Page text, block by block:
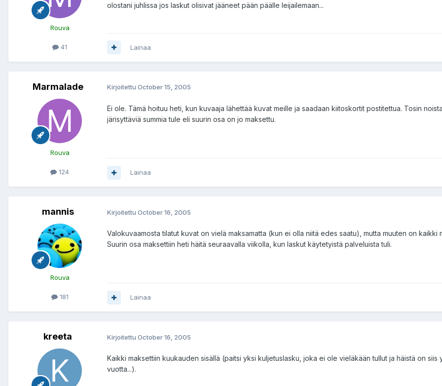
Rouva
41
olostani juhlissa jos laskut olisivat jääneet pään päälle leijailemaan...
Lainaa
Marmalade
Rouva
124
Kirjoitettu October 15, 2005
Ei ole. Tämä hoituu heti, kun kuvaaja lähettää kuvat meille ja saadaan kiitoskortit postitettua. Tosin
järisyttäviä summia tule eli suurin osa on jo maksettu.
Lainaa
mannis
Rouva
181
Kirjoitettu October 16, 2005
Valokuvaamosta tilatut kuvat on vielä maksamatta (kun ei olla niitä edes saatu), mutta muuten on kaikki
Suurin osa maksettiin heti häitä seuraavalla viikolla, kun laskut käytetyistä palveluista tuli.
Lainaa
kreeta Kirjoitettu October 16, 2005
Kaikki maksettiin kuukauden sisällä (paitsi yksi kuljetuslasku, joka ei ole vieläkään tullut ja häistä on siis
vuotta...).